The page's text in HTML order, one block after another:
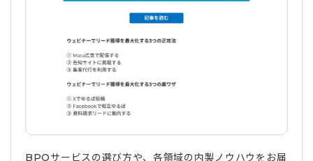
BPOサービスの選び方や、各領域の内製ノウハウをお届